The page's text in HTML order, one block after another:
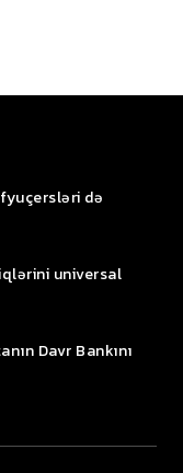
də
universal
Davr Bankını